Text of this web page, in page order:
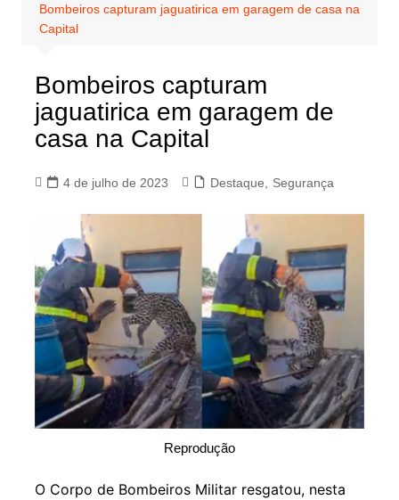
Bombeiros capturam jaguatirica em garagem de casa na
Capital
Bombeiros capturam
jaguatirica em garagem de
casa na Capital
4 de julho de 2023 Destaque Segurança
Reprodução
O Corpo de Bombeiros Militar resgatou, nesta